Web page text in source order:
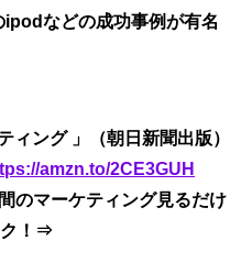
などの成功事例が有名
ィング 」（朝日新聞出版）
amzn.to/2CE3GUH
のマーケティング見るだけ
ク！⇒